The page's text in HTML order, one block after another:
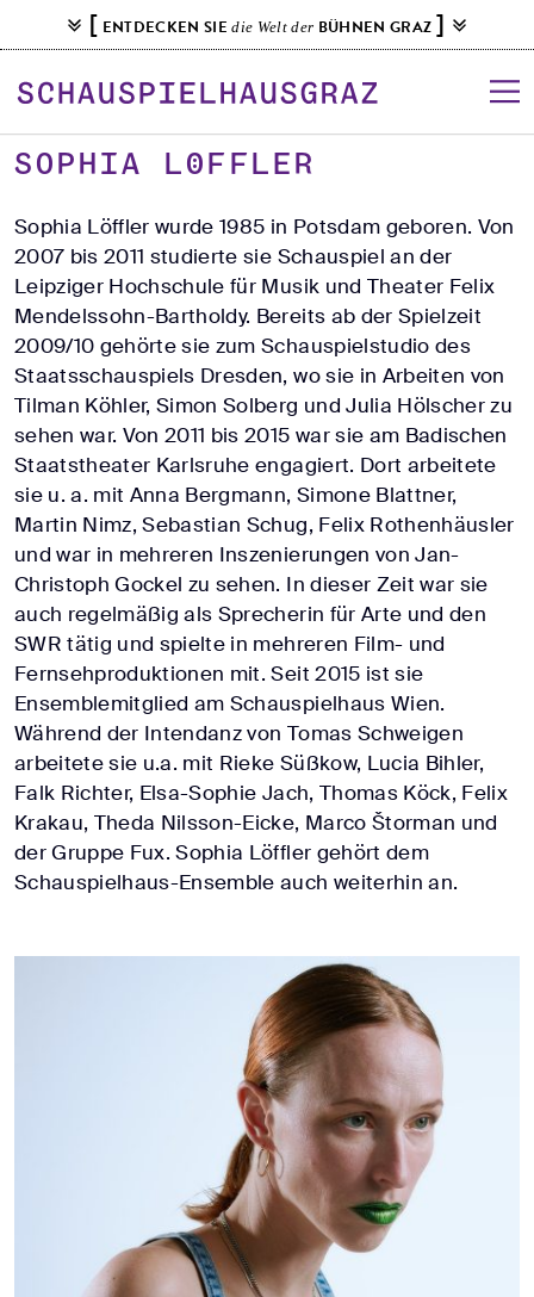
k
p
t
o
n
t
e
n
t
[ ENTDECKEN SIEdie Welt der BÜHNEN GRAZ ]
SOPHIA LÖFFLER
Sophia Löffler wurde 1985 in Potsdam geboren. Von
2007 bis 2011 studierte sie Schauspiel an der
Leipziger Hochschule für Musik und Theater Felix
Mendelssohn-Bartholdy. Bereits ab der Spielzeit
2009/10 gehörte sie zum Schauspielstudio des
Staatsschauspiels Dresden, wo sie in Arbeiten von
Tilman Köhler, Simon Solberg und Julia Hölscher zu
sehen war. Von 2011 bis 2015 war sie am Badischen
Staatstheater Karlsruhe engagiert. Dort arbeitete
sie u. a. mit Anna Bergmann, Simone Blattner,
Martin Nimz, Sebastian Schug, Felix Rothenhäusler
und war in mehreren Inszenierungen von Jan-
Christoph Gockel zu sehen. In dieser Zeit war sie
auch regelmäßig als Sprecherin für Arte und den
SWR tätig und spielte in mehreren Film- und
Fernsehproduktionen mit. Seit 2015 ist sie
Ensemblemitglied am Schauspielhaus Wien.
Während der Intendanz von Tomas Schweigen
arbeitete sie u.a. mit Rieke Süßkow, Lucia Bihler,
Falk Richter, Elsa-Sophie Jach, Thomas Köck, Felix
Krakau, Theda Nilsson-Eicke, Marco Štorman und
der Gruppe Fux. Sophia Löffler gehört dem
Schauspielhaus-Ensemble auch weiterhin an.